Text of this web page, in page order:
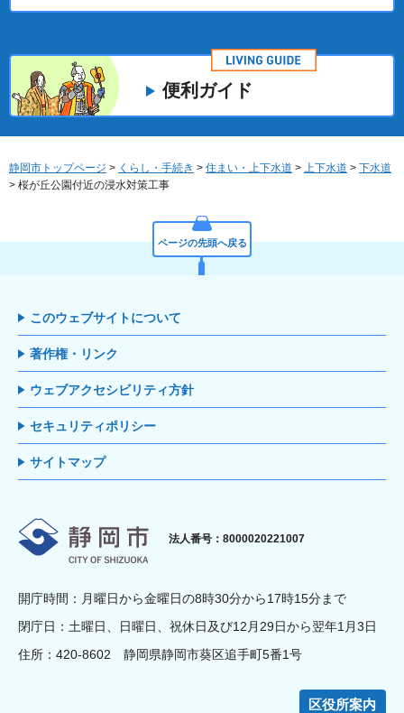
便利ガイド
静岡市トップページ > くらし・手続き > 住まい・上下水道 > 上下水道 > 下水道
> 桜が丘公園付近の浸水対策工事
ページの先頭へ戻る
このウェブサイトについて
著作権・リンク
ウェブアクセシビリティ方針
セキュリティポリシー
サイトマップ
静岡市
法人番号：8000020221007
開庁時間：月曜日から金曜日の8時30分から17時15分まで
閉庁日：土曜日、日曜日、祝休日及び12月29日から翌年1月3日
住所：420-8602 静岡県静岡市葵区追手町5番1号
区役所案内